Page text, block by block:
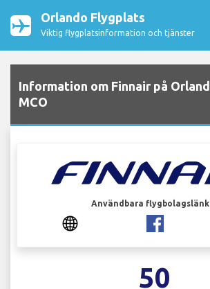
Orlando Flygplats
Viktig flygplatsinformation och tjänster
Information om Finnair på
MCO
Användbara
50